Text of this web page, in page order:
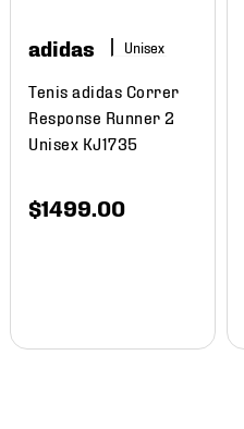
adidas
Tenis adidas Correr
Response Runner 2
Unisex KJ1735
$1499 00